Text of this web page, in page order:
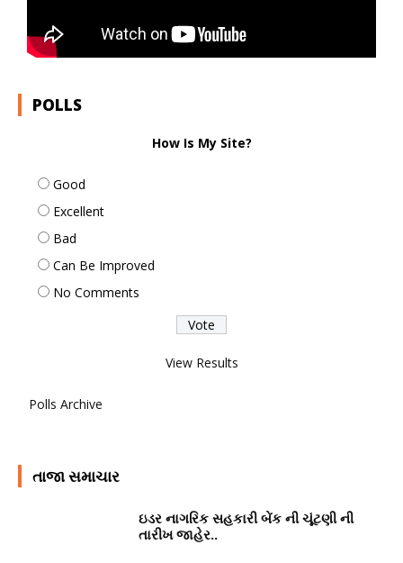
POLLS
How Is My Site?
Good
Excellent
Bad
Can Be Improved
No Comments
View Results
Polls Archive
તાજા સમાચાર
ઇડર નાગરિક સહકારી બેંક ની ચૂંટણી ની
તારીખ જાહેર..